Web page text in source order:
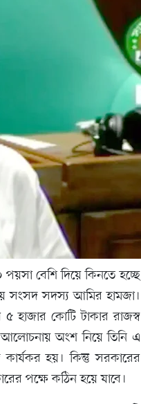
বেশি দিয়ে কিনতে হচ্ছে
সংসদ সদস্য আমির হামজা।
হাজার কোটি টাকার রাজস্ব
অংশ নিয়ে তিনি এ
হয়। কিন্তু সরকারের
পক্ষে কঠিন হয়ে যাবে।